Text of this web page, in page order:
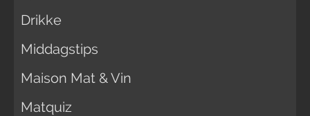
Drikke
Middagstips
Maison Mat & Vin
Matquiz